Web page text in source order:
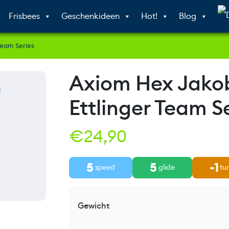
Frisbees Geschenkideen Hot!
Blog
Series
Axiom Hex
Ettlinger Team
€24,90
5 speed 5 glide -1
Gewicht